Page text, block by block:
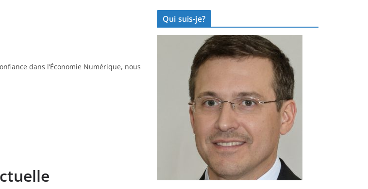
dans l’Économie Numérique, nous
Qui suis-je?